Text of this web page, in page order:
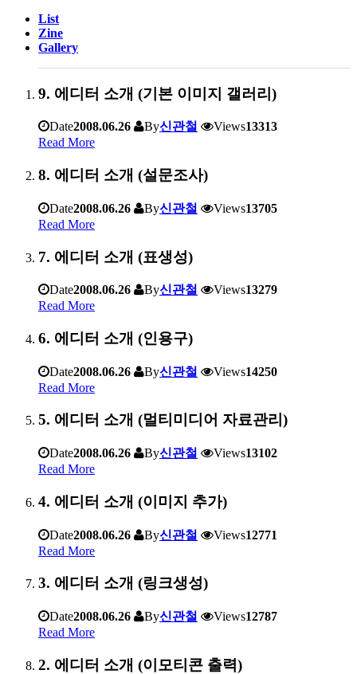
List
Zine
Gallery
9. 에디터 소개 (기본 이미지 갤러리)
Date2008.06.26 By신관철 Views13313
Read More
8. 에디터 소개 (설문조사)
Date2008.06.26 By신관철 Views13705
Read More
7. 에디터 소개 (표생성)
Date2008.06.26 By신관철 Views13279
Read More
6. 에디터 소개 (인용구)
Date2008.06.26 By신관철 Views14250
Read More
5. 에디터 소개 (멀티미디어 자료관리)
Date2008.06.26 By신관철 Views13102
Read More
4. 에디터 소개 (이미지 추가)
Date2008.06.26 By신관철 Views12771
Read More
3. 에디터 소개 (링크생성)
Date2008.06.26 By신관철 Views12787
Read More
2. 에디터 소개 (이모티콘 출력)